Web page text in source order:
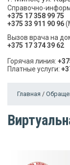
Справочно-
+375 17 358 99 75
+375 33 911 90 96
Вызов врача на
+375 17 374 39 62
Горячая линия:
Платные услуги:
Главная /